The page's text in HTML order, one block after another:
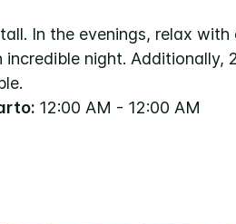
In the evenings, relax
night. Additionally,
12:00 AM - 12:00 AM